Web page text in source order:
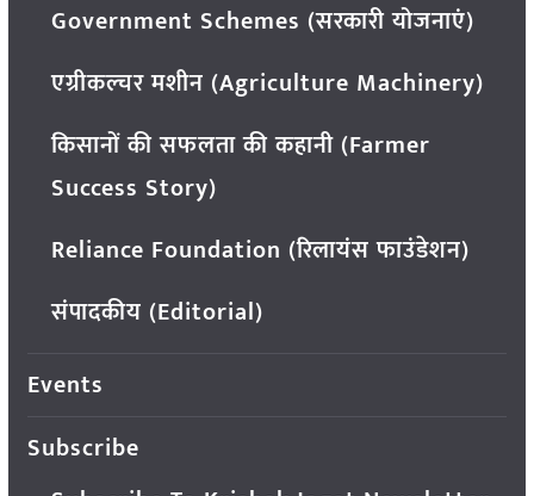
Government Schemes (सरकारी योजनाएं)
एग्रीकल्चर मशीन (Agriculture Machinery)
किसानों की सफलता की कहानी (Farmer
Success Story)
Reliance Foundation (रिलायंस फाउंडेशन)
संपादकीय (Editorial)
Events
Subscribe